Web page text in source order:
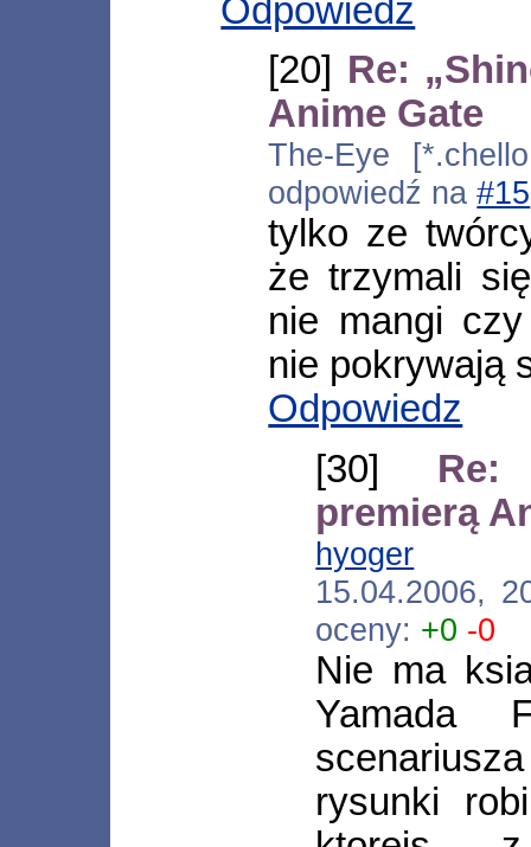
Odpowiedz
[20] Re:
Anime Gate
The-Eye
odpowiedź na#15
tylko ze
że trzymali
nie mangi
nie pokrywają
Odpowiedz
[30] Re:
premierą
hyoger
15.04.2006,
oceny: +0 -0
Nie ma
Yamada
rysunki